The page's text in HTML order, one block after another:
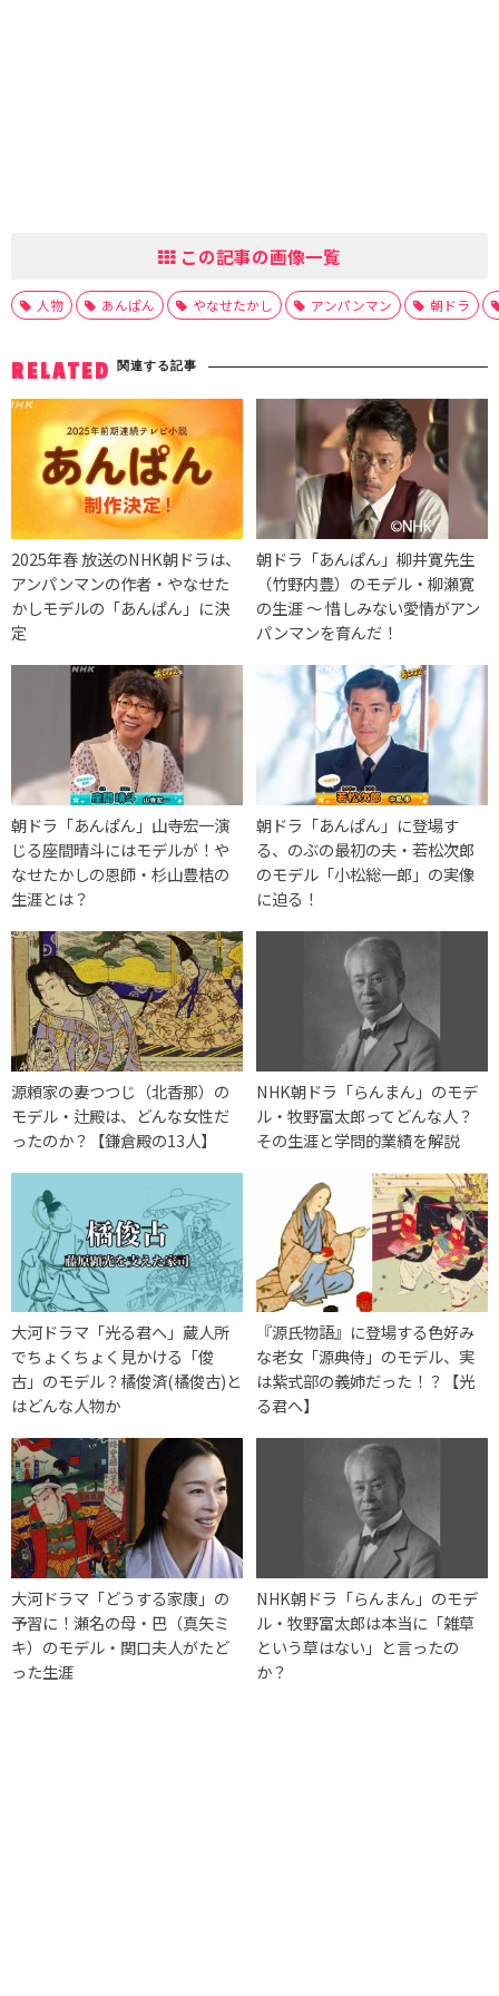
この記事の画像一覧
人物 あんぱん やなせたかし アンパンマン 朝ドラ
RELATED 関連する記事
2025年春 放送のNHK朝ドラは、
アンパンマンの作者・やなせた
かしモデルの「あんぱん」に決
定
朝ドラ「あんぱん」柳井寛先生
（竹野内豊）のモデル・柳瀬寛
の生涯 〜 惜しみない愛情がアン
パンマンを育んだ！
朝ドラ「あんぱん」山寺宏一演
じる座間晴斗にはモデルが！や
なせたかしの恩師・杉山豊桔の
生涯とは？
朝ドラ「あんぱん」に登場す
る、のぶの最初の夫・若松次郎
のモデル「小松総一郎」の実像
に迫る！
源頼家の妻つつじ（北香那）の
モデル・辻殿は、どんな女性だ
ったのか？【鎌倉殿の13人】
NHK朝ドラ「らんまん」のモデ
ル・牧野富太郎ってどんな人？
その生涯と学問的業績を解説
大河ドラマ「光る君へ」蔵人所
でちょくちょく見かける「俊
古」のモデル？橘俊済(橘俊古)と
はどんな人物か
『源氏物語』に登場する色好み
な老女「源典侍」のモデル、実
は紫式部の義姉だった！？【光
る君へ】
大河ドラマ「どうする家康」の
予習に！瀬名の母・巴（真矢ミ
キ）のモデル・関口夫人がたど
った生涯
NHK朝ドラ「らんまん」のモデ
ル・牧野富太郎は本当に「雑草
という草はない」と言ったの
か？